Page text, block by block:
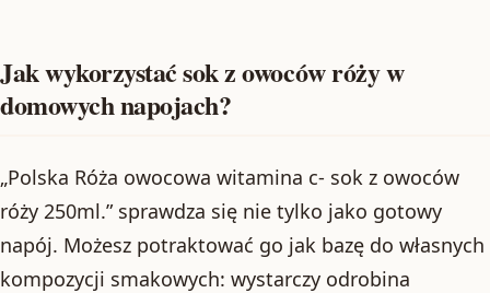
Jak wykorzystać sok z owoców róży w
domowych napojach?
„Polska Róża owocowa witamina c- sok z owoców
róży 250ml.” sprawdza się nie tylko jako gotowy
napój. Możesz potraktować go jak bazę do własnych
kompozycji smakowych: wystarczy odrobina